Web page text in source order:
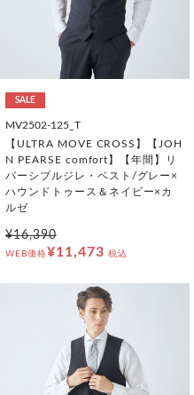
SALE
MV2502-125_T
【ULTRA MOVE CROSS】【JOH
N PEARSE comfort】【年間】リ
バーシブルジレ・ベスト/グレー×
ハウンドトゥース＆ネイビー×カ
ルゼ
¥16,390
WEB価格¥11,473 税込